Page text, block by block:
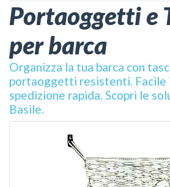
Portaoggetti e
per barca
Organizza la tua barca con
portaoggetti resistenti. Facile
spedizione rapida. Scopri le
Basile.